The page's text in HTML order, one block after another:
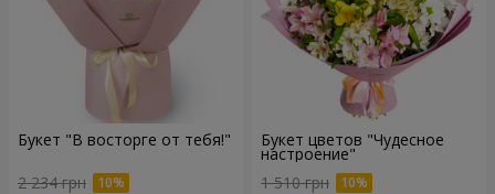
Букет "В восторге от тебя!"
2 234 грн
Букет цветов "Чудесное
настроение"
1 510 грн